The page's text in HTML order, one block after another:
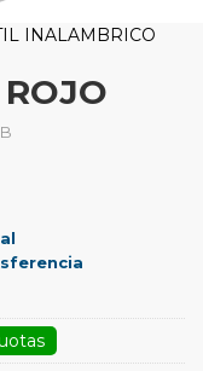
INALAMBRICO